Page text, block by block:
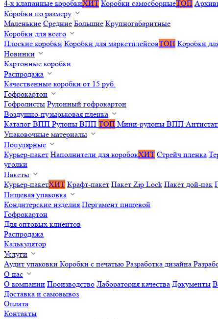
4-х клапанные коробкиХИТ Коробки самосборныеТОП
Коробки по размеру
Маленькие Средние Большие Крупногабаритные
Коробки для всего
Плоские коробки Коробки для маркетплейсовТОП Коробки
Новинки
Картонные коробки
Распродажа
Качественные коробки от 15 руб.
Гофрокартон
Гофролисты Рулонный гофрокартон
Воздушно-пузырьковая пленка
Каталог ВПП Рулоны ВПП ТОП Мини-рулоны ВПП
Упаковочные материалы
Популярные
Курьер-пакет Наполнители для коробокХИТ Стрейч пленка
уголки
Пакеты
Курьер-пакетХИТ Крафт-пакет Пакет Zip Lock Пакет дой-пак
Пищевая упаковка
Кондитерские изделия Пергамент пищевой
Гофрокартон
Для оптовых клиентов
Распродажа
Калькулятор
Услуги
Аудит упаковки Коробки с печатью Разработка дизайна
О нас
О компании Производство Лаборатория качества Документы
Доставка и самовывоз
Оплата
Контакты